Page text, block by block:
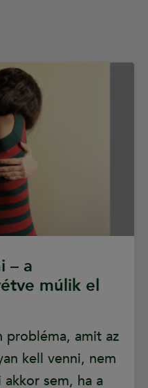
– a
múlik el
probléma, amit az
kell venni, nem
sem, ha a